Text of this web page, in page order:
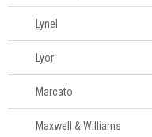
Lynel
Lyor
Marcato
Maxwell & Williams